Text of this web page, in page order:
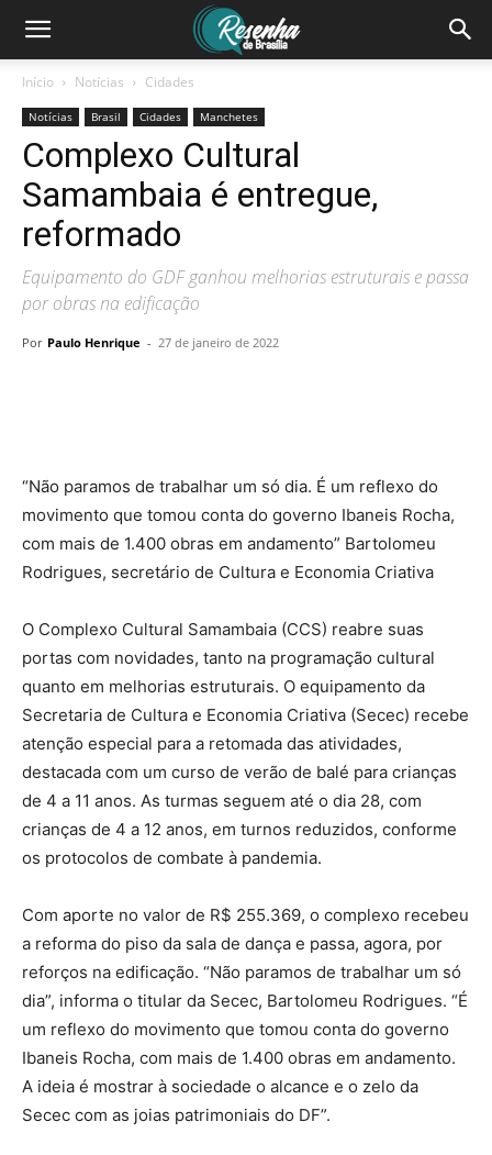
Início Notícias Cidades
Notícias Brasil Cidades Manchetes
Complexo Cultural
Samambaia é entregue,
reformado
Equipamento do GDF ganhou melhorias estruturais e passa
por obras na edificação
Por Paulo Henrique - 27 de janeiro de 2022
“Não paramos de trabalhar um só dia. É um reflexo do
movimento que tomou conta do governo Ibaneis Rocha,
com mais de 1.400 obras em andamento” Bartolomeu
Rodrigues, secretário de Cultura e Economia Criativa
O Complexo Cultural Samambaia (CCS) reabre suas
portas com novidades, tanto na programação cultural
quanto em melhorias estruturais. O equipamento da
Secretaria de Cultura e Economia Criativa (Secec) recebe
atenção especial para a retomada das atividades,
destacada com um curso de verão de balé para crianças
de 4 a 11 anos. As turmas seguem até o dia 28, com
crianças de 4 a 12 anos, em turnos reduzidos, conforme
os protocolos de combate à pandemia.
Com aporte no valor de R$ 255.369, o complexo recebeu
a reforma do piso da sala de dança e passa, agora, por
reforços na edificação. “Não paramos de trabalhar um só
dia”, informa o titular da Secec, Bartolomeu Rodrigues. “É
um reflexo do movimento que tomou conta do governo
Ibaneis Rocha, com mais de 1.400 obras em andamento.
A ideia é mostrar à sociedade o alcance e o zelo da
Secec com as joias patrimoniais do DF”.